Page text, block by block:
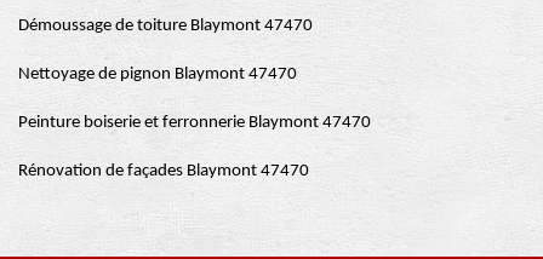
Démoussage de toiture Blaymont 47470
Nettoyage de pignon Blaymont 47470
Peinture boiserie et ferronnerie Blaymont 47470
Rénovation de façades Blaymont 47470